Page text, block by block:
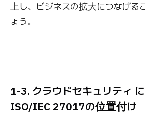
上し、ビジネスの拡大につなげる
ょう。
1-3. クラウドセキュリティ
ISO/IEC 27017の位置付け